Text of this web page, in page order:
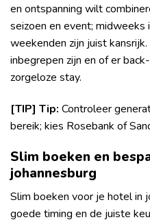
en ontspanning wilt
seizoen en event; midweeks
weekenden zijn juist
inbegrepen zijn en of er
zorgeloze stay.
[TIP] Tip: Controleer
bereik; kies Rosebank of
Slim boeken en
johannesburg
Slim boeken voor je hotel in
goede timing en de juiste